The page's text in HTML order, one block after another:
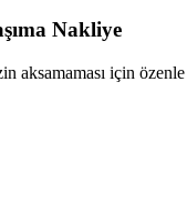
Nakliye
aksamaması için